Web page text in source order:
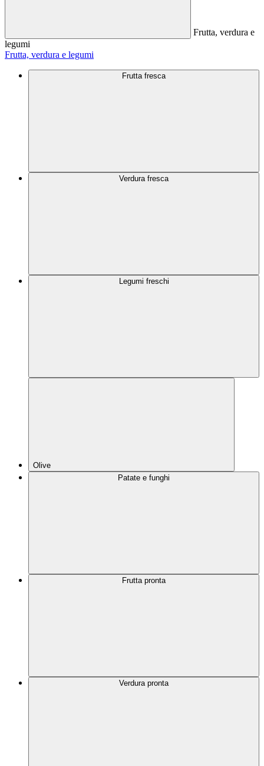
Frutta, verdura e
legumi
Frutta, verdura e legumi
Frutta fresca
Verdura fresca
Legumi freschi
Olive
Patate e funghi
Frutta pronta
Verdura pronta